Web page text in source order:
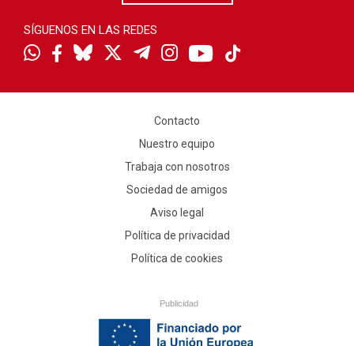
SÍGUENOS EN LAS REDES
Contacto
Nuestro equipo
Trabaja con nosotros
Sociedad de amigos
Aviso legal
Política de privacidad
Política de cookies
Publicidad